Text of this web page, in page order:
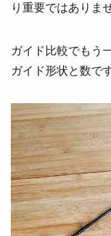
り重要ではありま
ガイド比較でもう
ガイド形状と数です